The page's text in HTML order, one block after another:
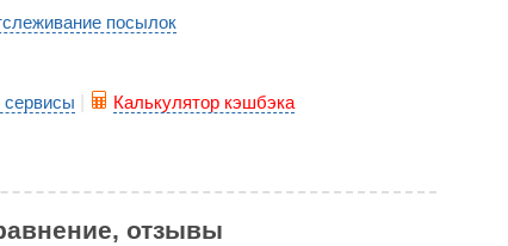
посылок
Калькулятор кэшбэка
отзывы